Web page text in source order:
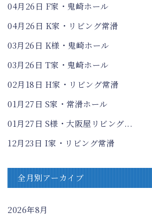
04月26日 F家・鬼崎ホール
04月26日 K家・リビング常滑
03月26日 K様・鬼崎ホール
03月26日 T家・鬼崎ホール
02月18日 H家・リビング常滑
01月27日 S家・常滑ホール
01月27日 S様・大阪屋リビング...
12月23日 I家・リビング常滑
全月別アーカイブ
2026年8月